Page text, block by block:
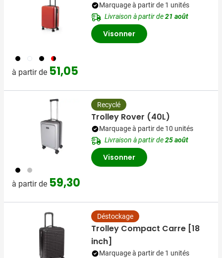
001 002 005 008
à partir de 51,05
Marquage à partir de 1 unités
Livraison à partir de21 août
Visonner
001 032
à partir de 59,30
Recyclé
Trolley Rover (40L)
Marquage à partir de 10 unités
Livraison à partir de25 août
Visonner
Déstockage
Trolley Compact Carre [18
inch]
Marquage à partir de 1 unités